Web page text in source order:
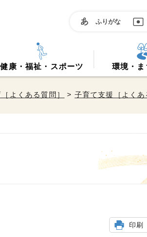
ふりがな
健康・福祉・スポーツ 環境・ま
よくある質問］ > 子育て支援［よくあ
印刷